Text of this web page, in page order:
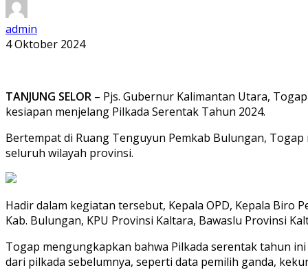
admin
4 Oktober 2024
TANJUNG SELOR – Pjs. Gubernur Kalimantan Utara,
kesiapan menjelang Pilkada Serentak Tahun 2024.
Bertempat di Ruang Tenguyun Pemkab Bulungan,
seluruh wilayah provinsi.
Hadir dalam kegiatan tersebut, Kepala OPD, Kepala Biro
Kab. Bulungan, KPU Provinsi Kaltara, Bawaslu Provinsi
Togap mengungkapkan bahwa Pilkada serentak tahun
dari pilkada sebelumnya, seperti data pemilih ganda,